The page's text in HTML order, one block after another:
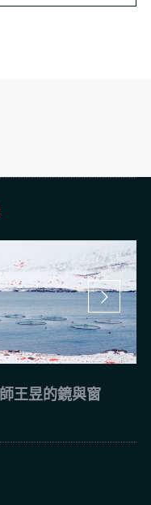
王昱的鏡與窗